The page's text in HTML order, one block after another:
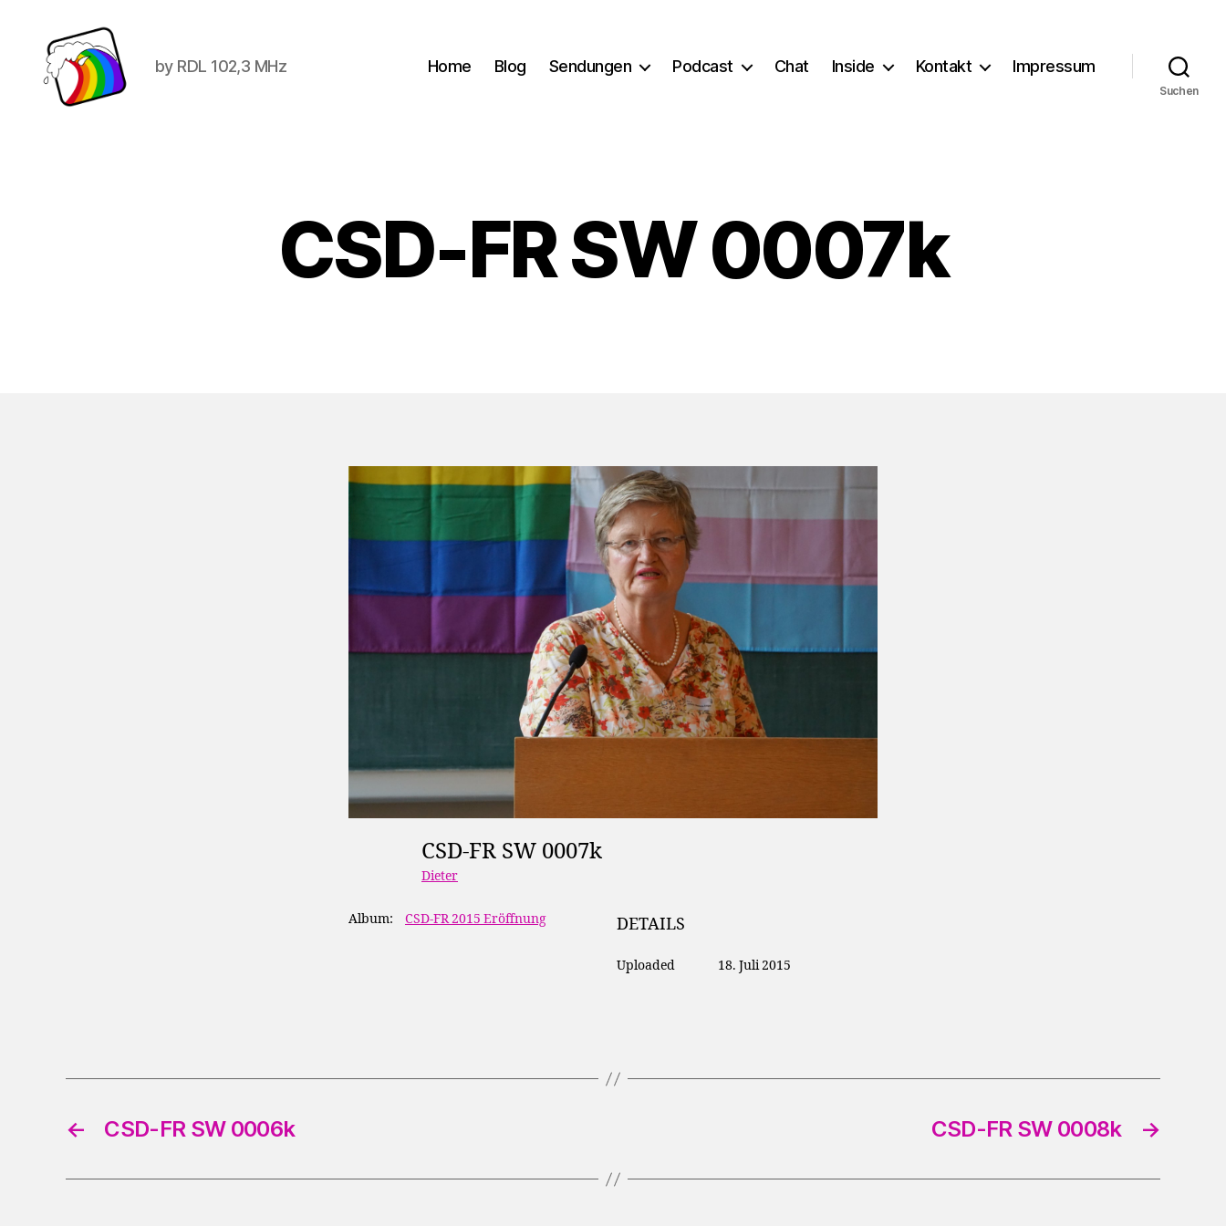
by RDL 102,3 MHz Home Blog Sendungen Podcast Chat Inside Kontakt Impressum
Suchen
CSD-FR SW 0007k
CSD-FR SW 0007k
Dieter
Album: CSD-FR 2015 Eröffnung DETAILS
Uploaded 18. Juli 2015
← CSD-FR SW 0006k →
CSD-FR SW 0008k